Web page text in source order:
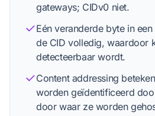
gateways; CIDv0 niet.
Eén veranderde byte in
de CID volledig, waardoor
detecteerbaar wordt.
Content addressing
worden geïdentificeerd
door waar ze worden